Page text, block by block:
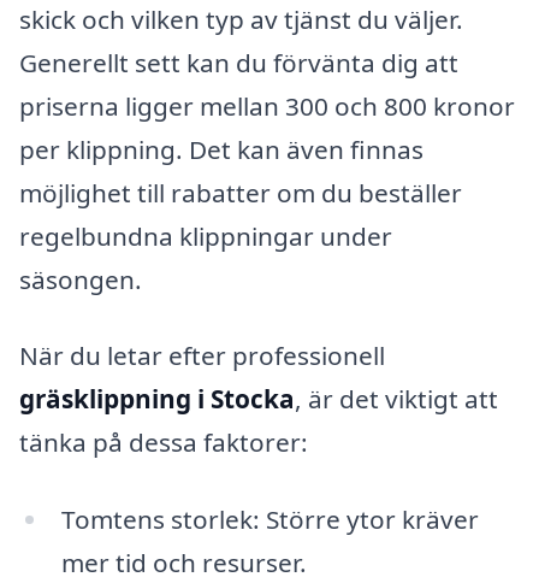
skick och vilken typ av tjänst du väljer.
Generellt sett kan du förvänta dig att
priserna ligger mellan 300 och 800 kronor
per klippning. Det kan även finnas
möjlighet till rabatter om du beställer
regelbundna klippningar under
säsongen.
När du letar efter professionell
gräsklippning i Stocka, är det viktigt att
tänka på dessa faktorer:
Tomtens storlek: Större ytor kräver
mer tid och resurser.